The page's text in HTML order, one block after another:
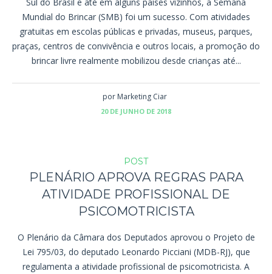
Mundial do Brincar (SMB) foi um sucesso. Com atividades
gratuitas em escolas públicas e privadas, museus, parques,
praças, centros de convivência e outros locais, a promoção do
brincar livre realmente mobilizou desde crianças até...
por Marketing Ciar
20 DE JUNHO DE 2018
POST
PLENÁRIO APROVA REGRAS PARA
ATIVIDADE PROFISSIONAL DE
PSICOMOTRICISTA
O Plenário da Câmara dos Deputados aprovou o Projeto de
Lei 795/03, do deputado Leonardo Picciani (MDB-RJ), que
regulamenta a atividade profissional de psicomotricista. A